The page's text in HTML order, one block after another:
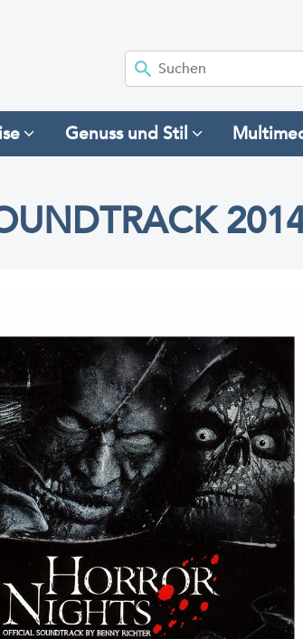
Genuss und Stil